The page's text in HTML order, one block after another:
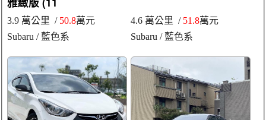
3.9 萬公里 / 50.8萬元
Subaru / 藍色系
4.6 萬公里 / 51.8萬元
Subaru / 藍色系